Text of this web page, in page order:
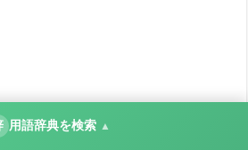
用語辞典を検索 ▲